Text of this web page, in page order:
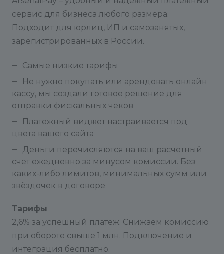
сервис для бизнеса любого размера.
Подходит для юрлиц, ИП и самозанятых,
зарегистрированных в России.
Самые низкие тарифы
Не нужно покупать или арендовать онлайн
кассу, мы создали готовое решение для
отправки фискальных чеков
Платежный виджет настраивается под
цвета вашего сайта
Деньги перечисляются на ваш расчетный
счет ежедневно за минусом комиссии. Без
каких-либо лимитов, минимальных сумм или
звёздочек в договоре
Тарифы
2,6% за успешный платеж. Снижаем комиссию
при обороте свыше 1 млн. Подключение и
интеграция бесплатно.